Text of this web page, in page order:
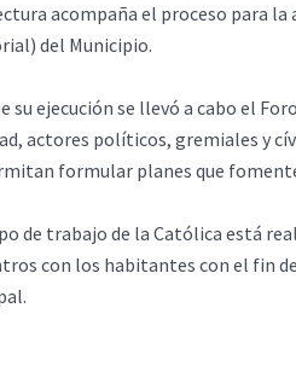
acompaña el proceso para
del Municipio.
su ejecución se llevó a cabo el
actores políticos, gremiales y
formular planes que
de trabajo de la Católica está
con los habitantes con el fin